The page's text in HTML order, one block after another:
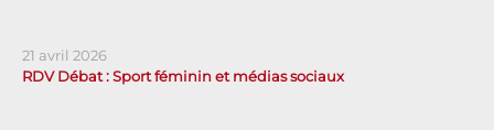
21 avril 2026
RDV Débat : Sport féminin et médias sociaux